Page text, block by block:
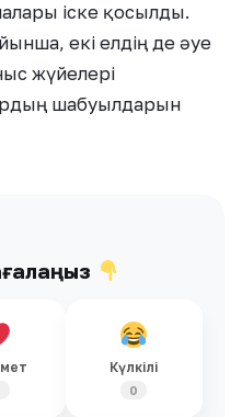
іске қосылды.
екі елдің де әуе
жүйелері
шабуылдарын
Күлкілі
0